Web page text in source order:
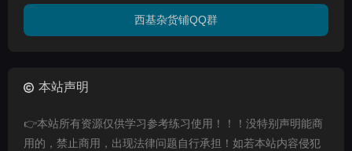
西基杂货铺QQ群
本站声明
👉本站所有资源仅供学习参考练习使用！！！没特别声明能商
用的，禁止商用，出现法律问题自行承担！如若本站内容侵犯